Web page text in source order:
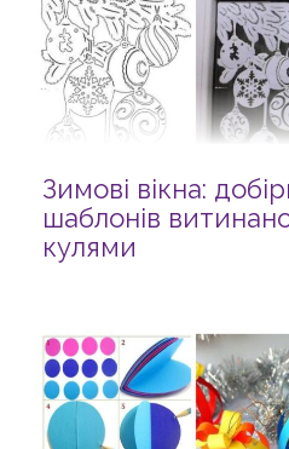
Зимові вікна:
шаблонів
кулями